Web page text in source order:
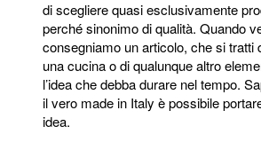
di scegliere quasi esclusivamente
perché sinonimo di qualità. Quando
consegniamo un articolo, che si tratti
una cucina o di qualunque altro
l’idea che debba durare nel tempo.
il vero made in Italy è possibile
idea.